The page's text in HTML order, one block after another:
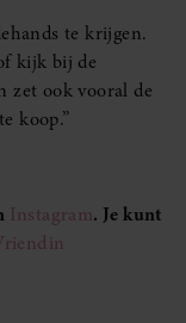
te krijgen.
kijk bij de
zet ook vooral de
koop.”
Instagram. Je kunt